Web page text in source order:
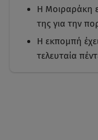
Η Μοιραράκη
της για την
Η εκπομπή
τελευταία